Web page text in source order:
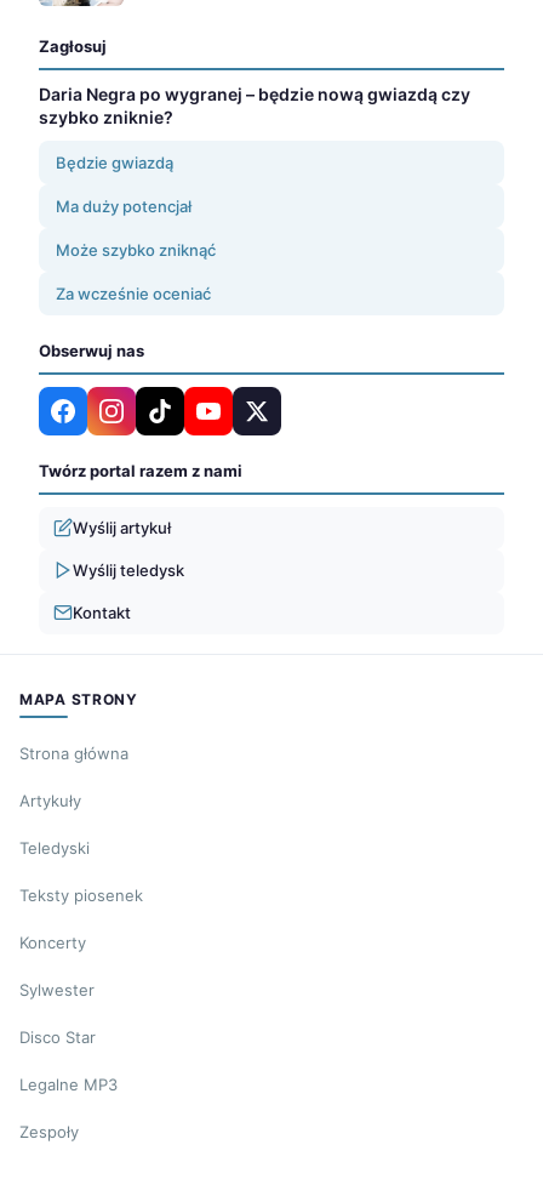
Zagłosuj
Daria Negra po wygranej – będzie nową gwiazdą czy
szybko zniknie?
Będzie gwiazdą
Ma duży potencjał
Może szybko zniknąć
Za wcześnie oceniać
Obserwuj nas
Twórz portal razem z nami
Wyślij artykuł
Wyślij teledysk
Kontakt
MAPA STRONY
Strona główna
Artykuły
Teledyski
Teksty piosenek
Koncerty
Sylwester
Disco Star
Legalne MP3
Zespoły